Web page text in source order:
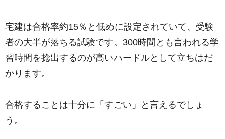
宅建は合格率約15％と低めに設定されていて、受験
者の大半が落ちる試験です。300時間とも言われる学
習時間を捻出するのが高いハードルとして立ちはだ
かります。
合格することは十分に「すごい」と言えるでしょ
う。